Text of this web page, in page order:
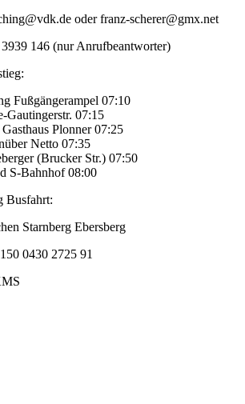
oder franz-scherer@gmx.net
146 (nur Anrufbeantworter)
Fußgängerampel 07:10
Gautingerstr. 07:15
Plonner 07:25
Netto 07:35
(Brucker Str.) 07:50
S-Bahnhof 08:00
Busfahrt:
Starnberg Ebersberg
0430 2725 91